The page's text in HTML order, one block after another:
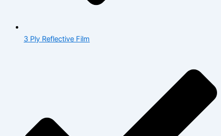
3 Ply Reflective Film